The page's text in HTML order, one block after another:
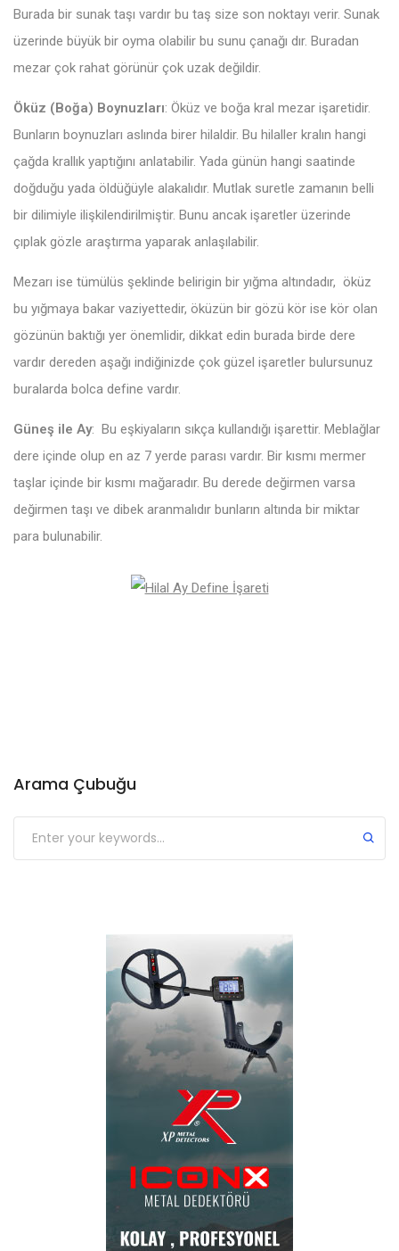
Burada bir sunak taşı vardır bu taş size son noktayı verir. Sunak
üzerinde büyük bir oyma olabilir bu sunu çanağı dır. Buradan
mezar çok rahat görünür çok uzak değildir.
Öküz (Boğa) Boynuzları: Öküz ve boğa kral mezar işaretidir.
Bunların boynuzları aslında birer hilaldir. Bu hilaller kralın hangi
çağda krallık yaptığını anlatabilir. Yada günün hangi saatinde
doğduğu yada öldüğüyle alakalıdır. Mutlak suretle zamanın belli
bir dilimiyle ilişkilendirilmiştir. Bunu ancak işaretler üzerinde
çıplak gözle araştırma yaparak anlaşılabilir.
Mezarı ise tümülüs şeklinde belirigin bir yığma altındadır, öküz
bu yığmaya bakar vaziyettedir, öküzün bir gözü kör ise kör olan
gözünün baktığı yer önemlidir, dikkat edin burada birde dere
vardır dereden aşağı indiğinizde çok güzel işaretler bulursunuz
buralarda bolca define vardır.
Güneş ile Ay: Bu eşkiyaların sıkça kullandığı işarettir. Meblağlar
dere içinde olup en az 7 yerde parası vardır. Bir kısmı mermer
taşlar içinde bir kısmı mağaradır. Bu derede değirmen varsa
değirmen taşı ve dibek aranmalıdır bunların altında bir miktar
para bulunabilir.
Arama Çubuğu